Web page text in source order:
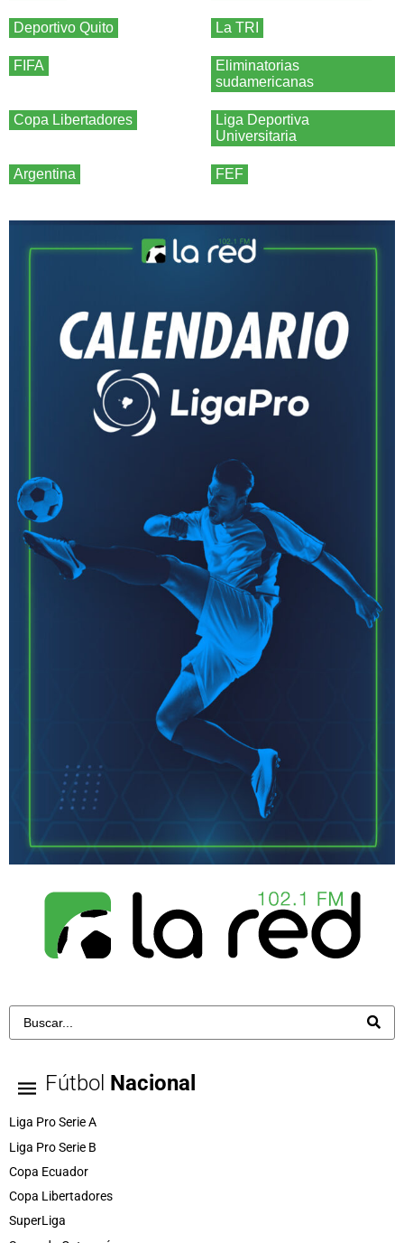
Deportivo Quito La TRI
FIFA
Eliminatorias
sudamericanas
Copa Libertadores
Liga Deportiva
Universitaria
Argentina FEF
Fútbol Nacional
Liga Pro Serie A
Liga Pro Serie B
Copa Ecuador
Copa Libertadores
SuperLiga